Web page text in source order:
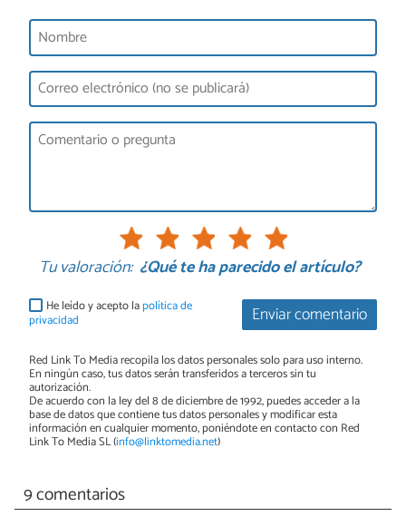
Tu valoración: ¿Qué te ha parecido el artículo?
Enviar comentario
He leído y acepto lapolítica de
privacidad
Red Link To Media recopila los datos personales solo para uso interno.
En ningún caso, tus datos serán transferidos a terceros sin tu
autorización.
De acuerdo con la ley del 8 de diciembre de 1992, puedes acceder a la
base de datos que contiene tus datos personales y modificar esta
información en cualquier momento, poniéndote en contacto con Red
Link To Media SL (info@linktomedia.net)
9 comentarios